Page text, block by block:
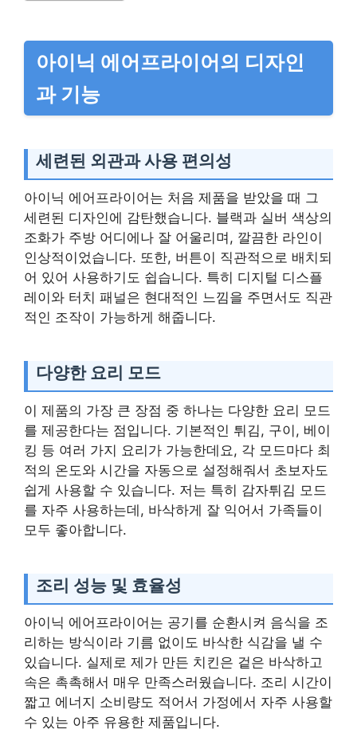
아이닉 에어프라이어의 디자인
과 기능
세련된 외관과 사용 편의성
아이닉 에어프라이어는 처음 제품을 받았을 때 그
세련된 디자인에 감탄했습니다. 블랙과 실버 색상의
조화가 주방 어디에나 잘 어울리며, 깔끔한 라인이
인상적이었습니다. 또한, 버튼이 직관적으로 배치되
어 있어 사용하기도 쉽습니다. 특히 디지털 디스플
레이와 터치 패널은 현대적인 느낌을 주면서도 직관
적인 조작이 가능하게 해줍니다.
다양한 요리 모드
이 제품의 가장 큰 장점 중 하나는 다양한 요리 모드
를 제공한다는 점입니다. 기본적인 튀김, 구이, 베이
킹 등 여러 가지 요리가 가능한데요, 각 모드마다 최
적의 온도와 시간을 자동으로 설정해줘서 초보자도
쉽게 사용할 수 있습니다. 저는 특히 감자튀김 모드
를 자주 사용하는데, 바삭하게 잘 익어서 가족들이
모두 좋아합니다.
조리 성능 및 효율성
아이닉 에어프라이어는 공기를 순환시켜 음식을 조
리하는 방식이라 기름 없이도 바삭한 식감을 낼 수
있습니다. 실제로 제가 만든 치킨은 겉은 바삭하고
속은 촉촉해서 매우 만족스러웠습니다. 조리 시간이
짧고 에너지 소비량도 적어서 가정에서 자주 사용할
수 있는 아주 유용한 제품입니다.